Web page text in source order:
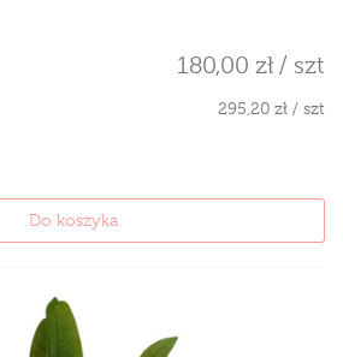
180,00 zł / szt
295,20 zł / szt
Do koszyka